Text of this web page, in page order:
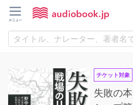
チケット対象
失敗の